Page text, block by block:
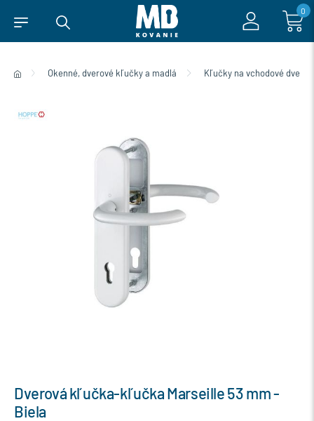
0
Okenné, dverové kľučky a madlá Kľučky na vchodové dvere
Dverová kľučka-kľučka Marseille 53 mm -
Biela